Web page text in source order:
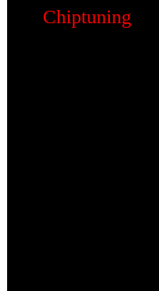
Chiptuning